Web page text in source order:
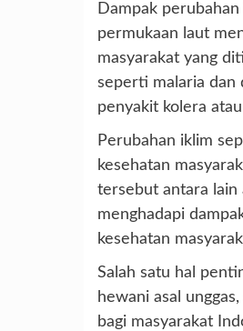
Dampak
permukaan laut
masyarakat yang
seperti malaria dan
penyakit kolera
Perubahan iklim
kesehatan
tersebut antara lain
menghadapi
kesehatan
Salah satu hal
hewani asal
bagi masyarakat